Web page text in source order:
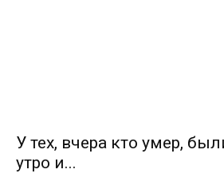
У тех, вчера кто умер,
утро и...